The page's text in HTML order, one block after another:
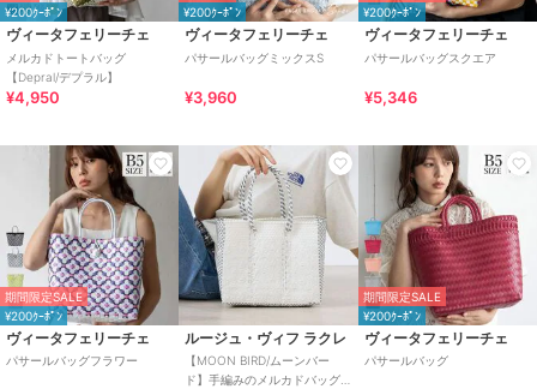
¥200ｸｰﾎﾟﾝ
ヴィータフェリーチェ
メルカドトートバッグ
【Depral/デプラル】
¥4,950
¥200ｸｰﾎﾟﾝ
ヴィータフェリーチェ
パサールバッグミックスS
¥3,960
¥200ｸｰﾎﾟﾝ
ヴィータフェリーチェ
パサールバッグスクエア
¥5,346
期間限定SALE
¥200ｸｰﾎﾟﾝ
ヴィータフェリーチェ
パサールバッグフラワー
ルージュ・ヴィフ ラクレ
【MOON BIRD/ムーンバー
ド】手編みのメルカドバッグS/
期間限定SALE
¥200ｸｰﾎﾟﾝ
ヴィータフェリーチェ
パサールバッグ